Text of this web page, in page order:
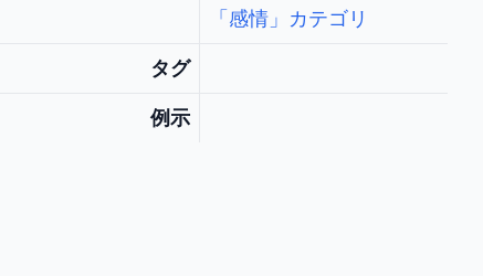
「感情」カテゴリ
タグ
例示